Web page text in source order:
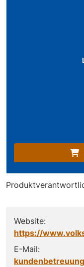
Website:
https://
E-Mail: